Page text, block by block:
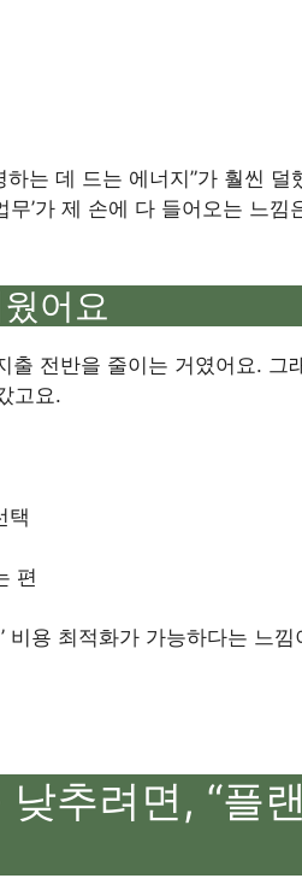
는 데 드는 에너지”가 훨씬 덜
’가 제 손에 다 들어오는 느낌
어요
출 전반을 줄이는 거였어요. 그
고요.
택
편
비용 최적화가 가능하다는 느낌
추려면, “플